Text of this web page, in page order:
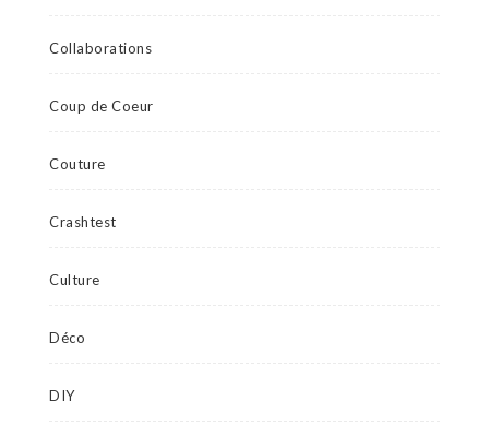
Collaborations
Coup de Coeur
Couture
Crashtest
Culture
Déco
DIY